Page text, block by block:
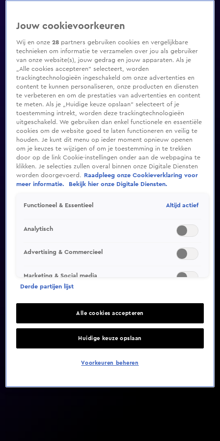
Video helaas niet gevonden
Jouw cookievoorkeuren
Wij en onze28 partners gebruiken cookies en vergelijkbare
technieken om informatie te verzamelen over jou als gebruiker
van onze website(s), jouw gedrag en jouw apparaten. Als je
„Alle cookies accepteren” selecteert, worden
trackingtechnologieën ingeschakeld om onze advertenties en
content te kunnen personaliseren, onze producten en diensten
te verbeteren en om de prestaties van advertenties en content
te meten. Als je „Huidige keuze opslaan” selecteert of je
toestemming intrekt, worden deze trackingtechnologieën
uitgeschakeld. We gebruiken dan enkel functionele en essentiële
cookies om de website goed te laten functioneren en veilig te
houden. Je kunt dit menu op ieder moment opnieuw openen
om je keuzes te wijzigen of om je toestemming in te trekken
door op de link Cookie-instellingen onder aan de webpagina te
klikken. Je selecties zullen overal binnen onze Digitale Diensten
worden doorgevoerd.
Raadpleeg onze Cookieverklaring voor
meer informatie.
Bekijk hier onze Digitale Diensten.
Functioneel & Essentieel Altijd actief
Analytisch
Advertising & Commercieel
Marketing & Social media
Derde partijen lijst
Alle cookies accepteren
Huidige keuze opslaan
Voorkeuren beheren